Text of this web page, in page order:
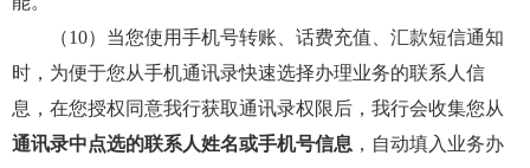
（10）当您使用手机号转账、话费充值、汇款短信通知
时，为便于您从手机通讯录快速选择办理业务的联系人信
息，在您授权同意我行获取通讯录权限后，我行会收集您从
通讯录中点选的联系人姓名或手机号信息 ，自动填入业务办